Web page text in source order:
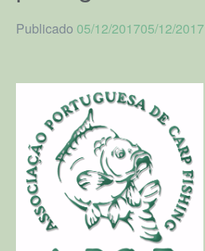
Eventos
Inscreve-te como Sócio
Publicado 05/12/201705/12/2017